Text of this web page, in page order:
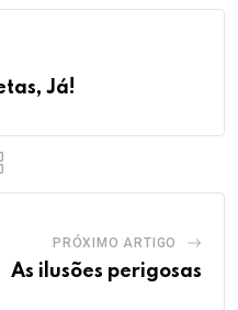
Já!
PRÓXIMO ARTIGO
As ilusões perigosas